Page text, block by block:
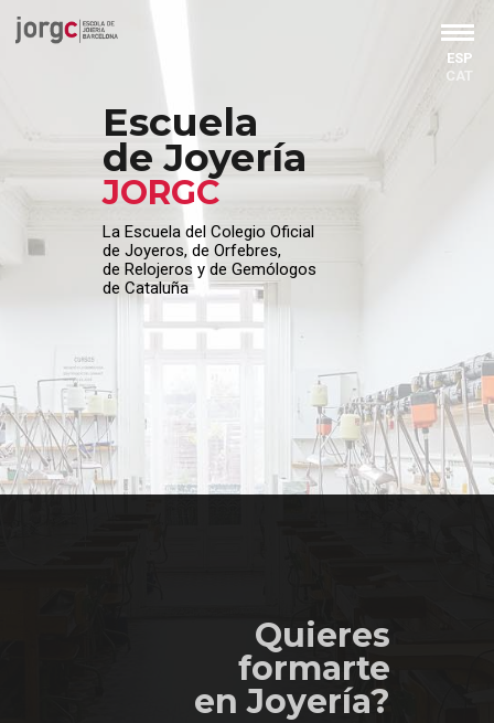
CAT
ESP
Quieres
formarte
en Joyería?
Escuela
de Joyería
JORGC
La Escuela del Colegio Oficial
de Joyeros, de Orfebres,
de Relojeros y de Gemólogos
de Cataluña